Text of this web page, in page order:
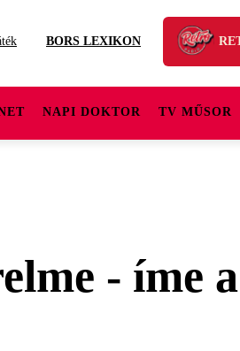
BORS LEXIKON
NAPI DOKTOR TV MŰSOR
- íme